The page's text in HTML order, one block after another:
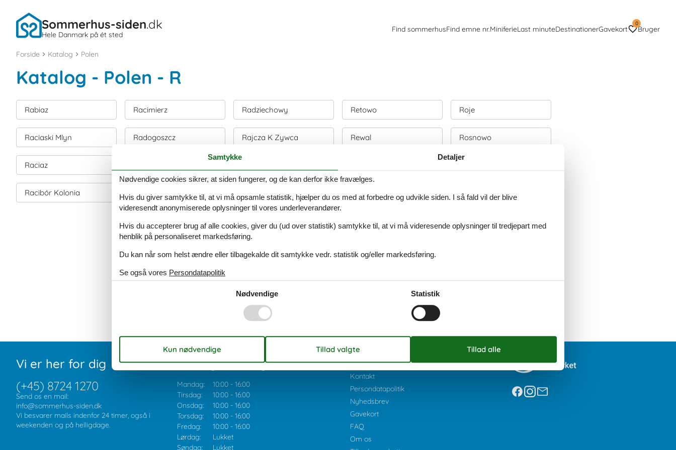
Sommerhus-siden.dk
Hele Danmark på ét sted
Find sommerhusFind emne nr.MiniferieLast minuteDestinationerGavekort
0
Bruger
Forside Katalog Polen
Katalog - Polen - R
Rabiaz
Raciaski Mlyn
Raciaz
Racibór Kolonia
Racimierz
Radogoszcz
Radzanek
Radziechowy
Rajcza K Zywca
Rekowo
Retowo
Rewal
Rogowo
Roje
Rosnowo
Rózansko
1 2 > >>
Vi er her for dig
(+45) 8724 1270
Send os en mail:
info@sommerhus-siden.dk
Vi besvarer mails indenfor 24 timer, også i
weekenden og på helligdage.
Åbningstider uge 33:
Mandag: 10:00 - 16:00
Tirsdag:
10:00 - 16:00
Onsdag:
10:00 - 16:00
Torsdag:
10:00 - 16:00
Fredag:
10:00 - 16:00
Lørdag:
Lukket
Søndag:
Lukket
Cookies
Kontakt
Persondatapolitik
Nyhedsbrev
Gavekort
FAQ
Om os
Samtykke Detaljer
Nødvendige cookies sikrer, at siden fungerer, og de kan derfor ikke fravælges.
Hvis du giver samtykke til, at vi må opsamle statistik, hjælper du os med at forbedre og udvikle siden. I så fald vil der blive
videresendt anonymiserede oplysninger til vores underleverandører.
Hvis du accepterer brug af alle cookies, giver du (ud over statistik) samtykke til, at vi må videresende oplysninger til tredjepart med
henblik på personaliseret markedsføring.
Du kan når som helst ændre eller tilbagekalde dit samtykke vedr. statistik og/eller markedsføring.
Se også vores Persondatapolitik
Nødvendige Statistik